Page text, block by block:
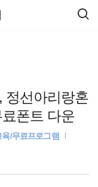
정선아리랑혼
폰트 다운
/무료프로그램